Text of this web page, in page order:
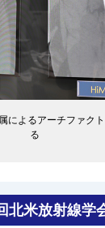
によるアーチファク
る
米放射線学